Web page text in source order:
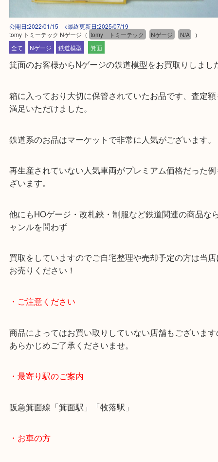
公開日:2022/01/15 <最終更新日:2025/07/19
tomy トミーテック Nゲージ（ tomy トミーテック Nゲージ N/A ）
全て Nゲージ 鉄道模型
箕面のお客様からNゲージの鉄道模型をお買取りし
箱に入っており大切に保管されていたお品です、査
満足いただけました。
鉄道系のお品はマーケットで非常に人気がございま
ざいます。
ャンルを問わず
買取をしていますのでご自宅整理や売却予定の方は
お売りください！
あらかじめご了承くださいませ。